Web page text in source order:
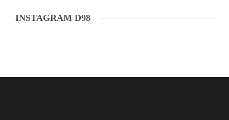
INSTAGRAM D98